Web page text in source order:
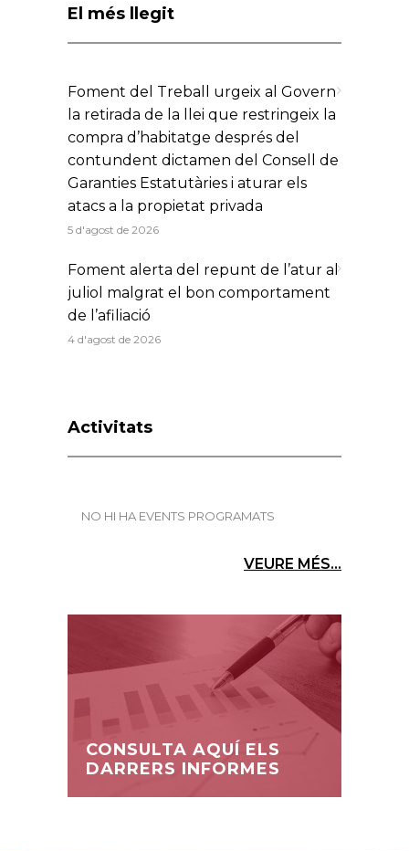
El més llegit
Foment del Treball urgeix al Govern
la retirada de la llei que restringeix la
compra d’habitatge després del
contundent dictamen del Consell de
Garanties Estatutàries i aturar els
atacs a la propietat privada
5 d'agost de 2026
Foment alerta del repunt de l’atur al
juliol malgrat el bon comportament
de l’afiliació
4 d'agost de 2026
Activitats
NO HI HA EVENTS PROGRAMATS
VEURE MÉS...
CONSULTA AQUÍ ELS
DARRERS INFORMES